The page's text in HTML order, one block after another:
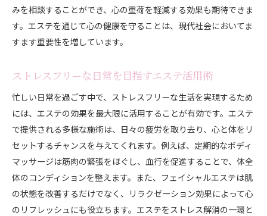
みを相談することができ、心の重荷を軽減する効果も期待できま
す。エステを通じて心の健康を守ることは、現代社会においてま
すます重要性を増しています。
ストレスフリーな日常を目指すエステ活用術
忙しい日常を過ごす中で、ストレスフリーな生活を実現するため
には、エステの効果を最大限に活用することが有効です。エステ
で提供される多様な施術は、日々の疲労を取り去り、心と体をリ
セットするチャンスを与えてくれます。例えば、定期的なボディ
マッサージは筋肉の緊張をほぐし、血行を促進することで、体全
体のコンディションを整えます。また、フェイシャルエステは肌
の状態を改善するだけでなく、リラクゼーション効果によって心
のリフレッシュにも役立ちます。エステをストレス解消の一環と